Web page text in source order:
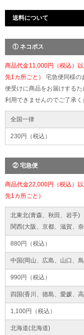
送料について
① ネコポス
商品代金11,000円（税込）
先1カ所ごと） 宅急便同様の
便受けに商品をお届けする
利用できませんのでご了承く
全国一律
230円（税込）
② 宅急便
商品代金22,000円（税込）
先1カ所ごと）
北東北(青森、秋田、岩手)
関西(大阪、京都、滋賀、
880円（税込）
中国(岡山、広島、山口、
990円（税込）
四国(香川、徳島、愛媛、
1,100円（税込）
北海道(北海道)